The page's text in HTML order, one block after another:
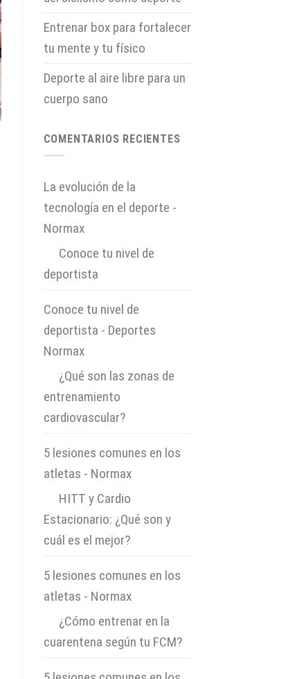
Entrenar box para fortalecer
tu mente y tu físico
Deporte al aire libre para un
cuerpo sano
COMENTARIOS RECIENTES
La evolución de la
tecnología en el deporte -
Normax
Conoce tu nivel de
deportista
Conoce tu nivel de
deportista - Deportes
Normax
¿Qué son las zonas de
entrenamiento
cardiovascular?
5 lesiones comunes en los
atletas - Normax
HITT y Cardio
Estacionario: ¿Qué son y
cuál es el mejor?
5 lesiones comunes en los
atletas - Normax
¿Cómo entrenar en la
cuarentena según tu FCM?